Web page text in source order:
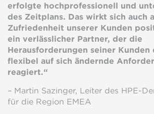
erfolgte hochprofessionell und
des Zeitplans. Das wirkt sich auch
Zufriedenheit unserer Kunden
ein verlässlicher Partner, der die
Herausforderungen seiner Kunden
flexibel auf sich ändernde
reagiert.“
– Martin Sazinger, Leiter des HPE-
für die Region EMEA